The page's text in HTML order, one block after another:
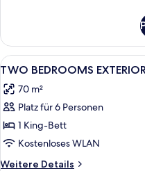
BEDROOM
EXECUTIVE
Alle
Fotos
für
TWO
BEDROOMS
EXTERIOR
anzeigen
10
TWO BEDROOMS
70 m²
Platz für 6 Personen
1 King-Bett
Kostenloses WLAN
Weitere Details
Weitere